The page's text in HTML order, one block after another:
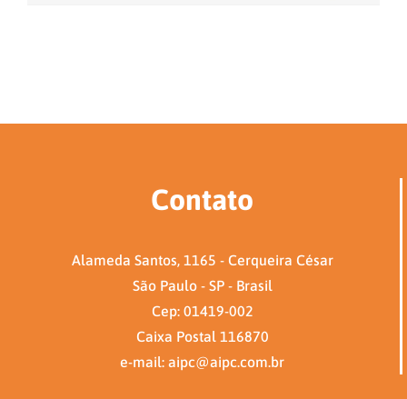
Contato
Alameda Santos, 1165 - Cerqueira César
São Paulo - SP - Brasil
Cep: 01419-002
Caixa Postal 116870
e-mail: aipc@aipc.com.br